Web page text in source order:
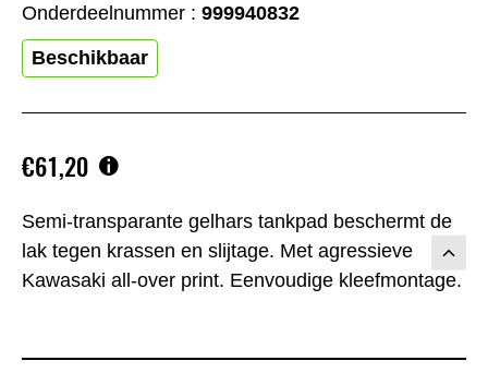
Semi-transparante gelhars tankpad beschermt de
lak tegen krassen en slijtage. Met agressieve
Kawasaki all-over print. Eenvoudige kleefmontage.
€61,20
Onderdeelnummer : 999940832
Beschikbaar